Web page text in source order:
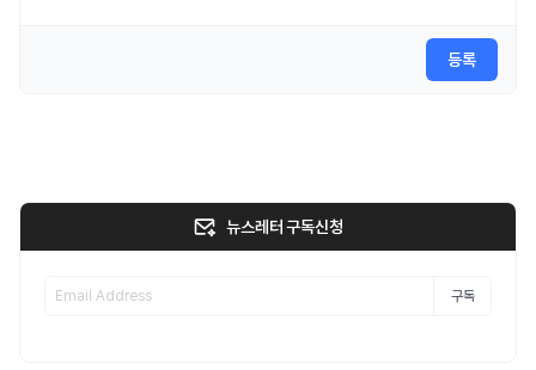
등록
뉴스레터 구독신청
구독